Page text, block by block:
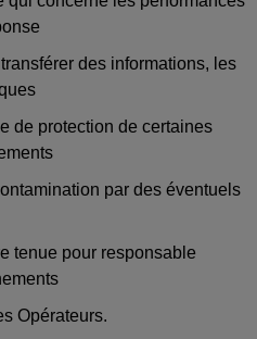
des informations, les
de protection de certaines
par des éventuels
tenue pour responsable
Opérateurs.